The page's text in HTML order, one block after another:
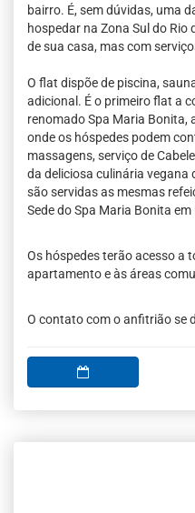
bairro. É, sem dúvidas, uma
hospedar na Zona Sul do
de sua casa, mas com
O flat dispõe de piscina,
adicional. É o primeiro flat a
renomado Spa Maria Bonita,
onde os hóspedes podem
massagens, serviço de
da deliciosa culinária vegana
são servidas as mesmas
Sede do Spa Maria Bonita
Os hóspedes terão acesso a
apartamento e às áreas
O contato com o anfitrião se